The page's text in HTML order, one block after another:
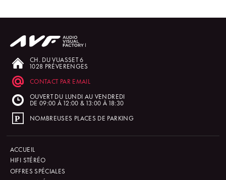
CH. DU VUASSET 6
1028 PRÉVERENGES
CONTACT PAR EMAIL
OUVERT DU LUNDI AU VENDREDI
DE 09:00 À 12:00 & 13:00 À 18:30
NOMBREUSES PLACES DE PARKING
ACCUEIL
HIFI STÉRÉO
OFFRES SPÉCIALES